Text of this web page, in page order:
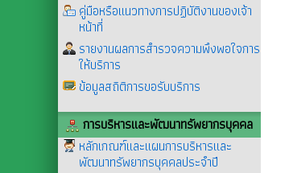
คู่มือหรือแนวทางการปฏิบัติงานของเจ้า
หน้าที่
รายงานผลการสำรวจความพึงพอใจการ
ให้บริการ
ข้อมูลสถิติการขอรับบริการ
การบริหารและพัฒนาทรัพยากรบุคคล
หลักเกณฑ์และแผนการบริหารและ
พัฒนาทรัพยากรบุคคลประจำปี